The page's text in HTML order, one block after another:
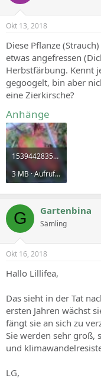
Okt 13, 2018
Diese Pflanze
etwas angefressen
Herbstfärbung. Kennt
gegoogelt, bin aber
eine Zierkirsche?
Anhänge
15394428354101111694678.jpg
3 MB · Aufrufe: 1.785
G Gartenbina
Sämling
Okt 16, 2018
Hallo Lillifea,
Das sieht in der Tat
ersten Jahren wächst
fängt sie an sich zu
Sie werden sehr groß,
und
LG,